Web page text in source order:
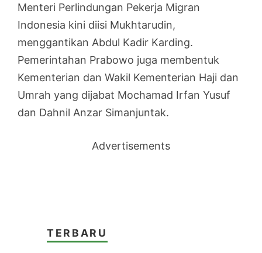
Menteri Perlindungan Pekerja Migran
Indonesia kini diisi Mukhtarudin,
menggantikan Abdul Kadir Karding.
Pemerintahan Prabowo juga membentuk
Kementerian dan Wakil Kementerian Haji dan
Umrah yang dijabat Mochamad Irfan Yusuf
dan Dahnil Anzar Simanjuntak.
Advertisements
TERBARU